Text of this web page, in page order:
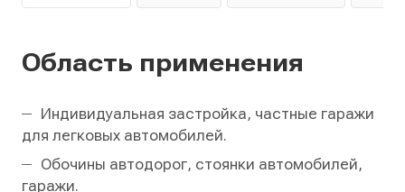
Область применения
Индивидуальная застройка, частные гаражи
для легковых автомобилей.
Обочины автодорог, стоянки автомобилей,
гаражи.